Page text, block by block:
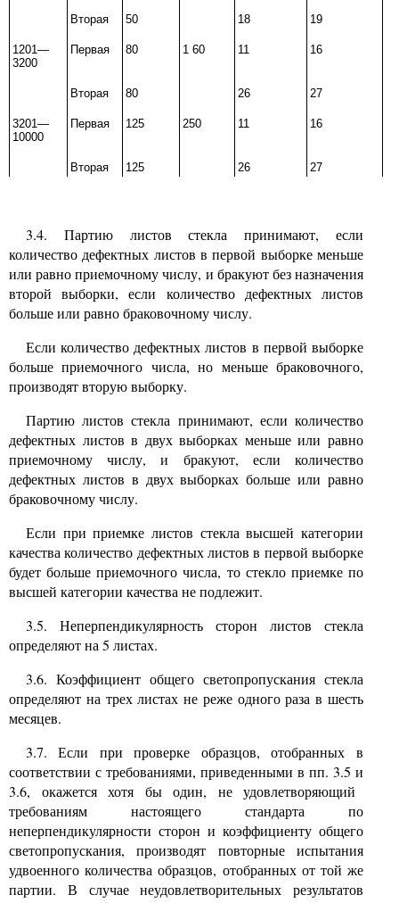
Вторая 50 18 19
1201—
3200
Первая 80 1 60 11 16
Вторая 80 26 27
3201—
10000
Первая 125 250 11 16
Вторая 125 26 27
3.4. Партию листов стекла принимают, если
количество дефектных листов в первой выборке меньше
или равно приемочному числу, и бракуют без назначения
второй выборки, если количество дефектных листов
больше или равно браковочному числу.
Если количество дефектных листов в первой выборке
больше приемочного числа, но меньше браковочного,
производят вторую выборку.
Партию листов стекла принимают, если количество
дефектных листов в двух выборках меньше или равно
приемочному числу, и бракуют, если количество
дефектных листов в двух выборках больше или равно
браковочному числу.
Если при приемке листов стекла высшей категории
качества количество дефектных листов в первой выборке
будет больше приемочного числа, то стекло приемке по
высшей категории качества не подлежит.
3.5. Неперпендикулярность сторон листов стекла
определяют на5 листах.
3.6. Коэффициент общего светопропускания стекла
определяют на трех листах не реже одного раза в шесть
месяцев.
3.7. Если при проверке образцов, отобранных в
соответствии с требованиями, приведенными в пп. 3.5 и
3.6, окажется хотя бы один, не удовлетворяющий
требованиям настоящего стандарта по
неперпендикулярности сторон и коэффициенту общего
светопропускания, производят повторные испытания
удвоенного количества образцов, отобранных от той же
партии. В случае неудовлетворительных результатов